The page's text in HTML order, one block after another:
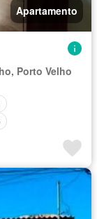
Apartamento
Porto Velho